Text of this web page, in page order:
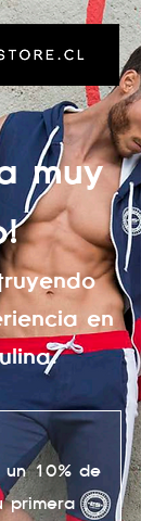
muy
en
10% de
primera